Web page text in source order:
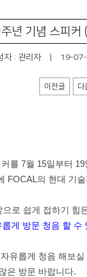
년 기념 스피
자 : 관리자 19-
이전글 다
를 7월 15일부터 19
FOCAL의 현대 기
으로 쉽게 접하기 힘
게 방문 청음 할
유롭게 청음 해보실
은 방문 바랍니다.